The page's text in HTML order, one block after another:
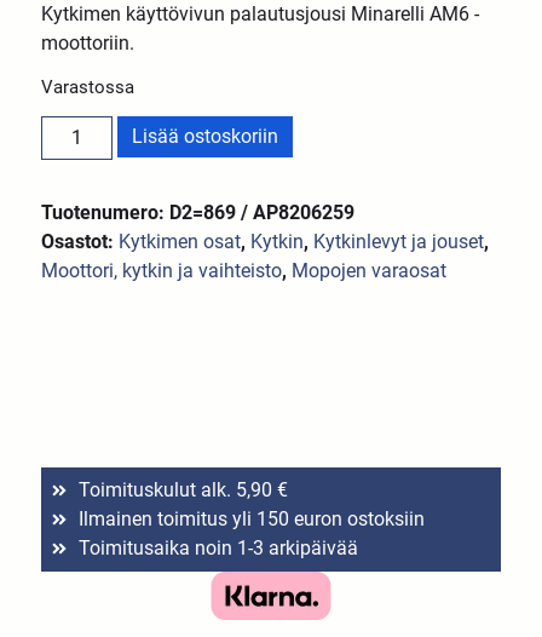
Kytkimen käyttövivun palautusjousi Minarelli AM6 -
moottoriin.
Varastossa
Lisää ostoskoriin
Tuotenumero: D2=869 / AP8206259
Osastot: Kytkimen osat, Kytkin, Kytkinlevyt ja jouset,
Moottori, kytkin ja vaihteisto, Mopojen varaosat
Toimituskulut alk. 5,90 €
Ilmainen toimitus yli 150 euron ostoksiin
Toimitusaika noin 1-3 arkipäivää